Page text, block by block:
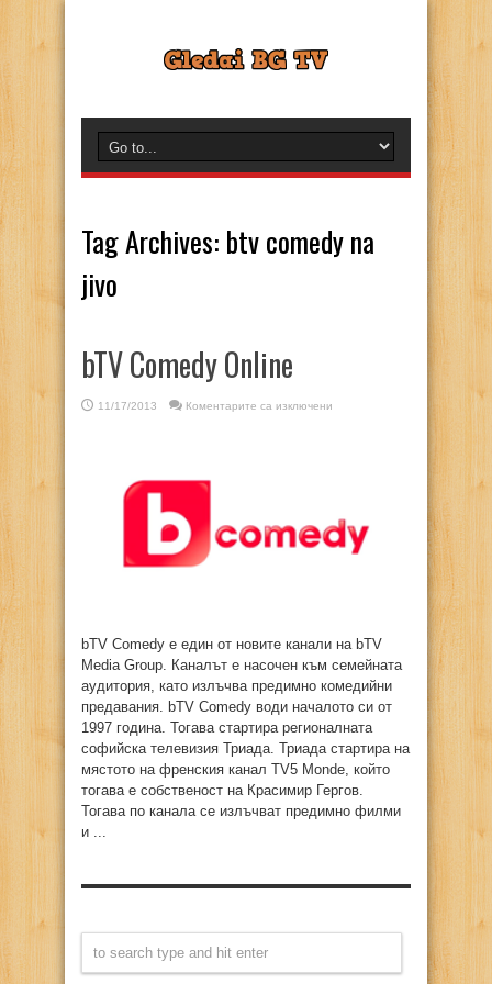
Tag Archives: btv comedy na
jivo
bTV Comedy Online
11/17/2013 Коментарите са изключени
bTV Comedy е един от новите канали на bTV
Media Group. Каналът е насочен към семейната
аудитория, като излъчва предимно комедийни
предавания. bTV Comedy води началото си от
1997 година. Тогава стартира регионалната
софийска телевизия Триада. Триада стартира на
мястото на френския канал TV5 Monde, който
тогава е собственост на Красимир Гергов.
Тогава по канала се излъчват предимно филми
и ...